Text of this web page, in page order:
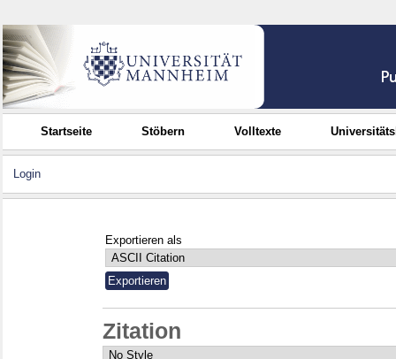
Startseite Stöbern Volltexte
Login
Exportieren als
Zitation